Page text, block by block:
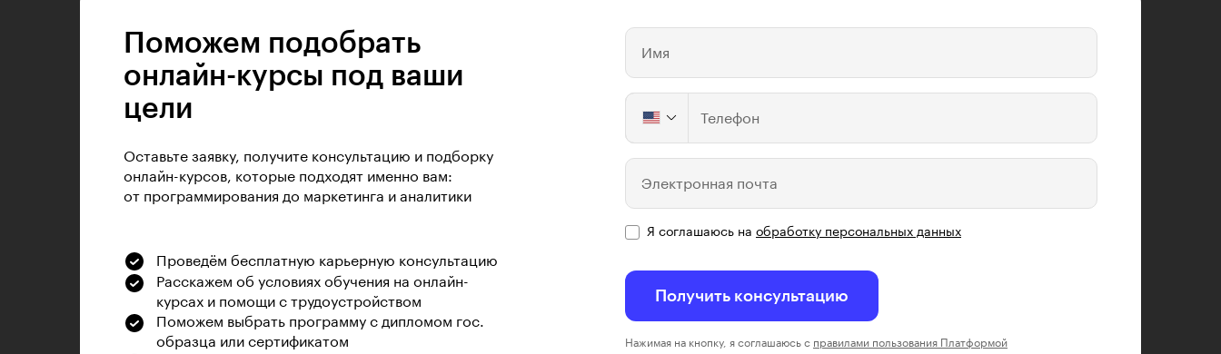
Поможем подобрать
онлайн-курсы под ваши
цели
Оставьте заявку, получите консультацию и подборку
онлайн-курсов, которые подходят именно вам:
от программирования до маркетинга и аналитики
Проведём бесплатную карьерную консультацию
Расскажем об условиях обучения на онлайн-
курсах и помощи с трудоустройством
Поможем выбрать программу с дипломом гос.
образца или сертификатом
Имя
Телефон
Электронная почта
Я соглашаюсь на обработку персональных данных
Получить консультацию
Нажимая на кнопку, я соглашаюсь с правилами пользования Платформой